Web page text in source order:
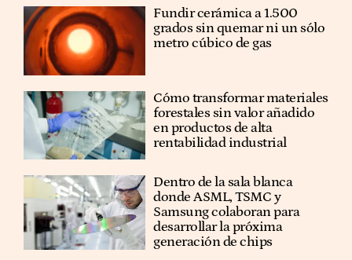
Fundir cerámica a 1.500
grados sin quemar ni un sólo
metro cúbico de gas
Cómo transformar materiales
forestales sin valor añadido
en productos de alta
rentabilidad industrial
Dentro de la sala blanca
donde ASML, TSMC y
Samsung colaboran para
desarrollar la próxima
generación de chips